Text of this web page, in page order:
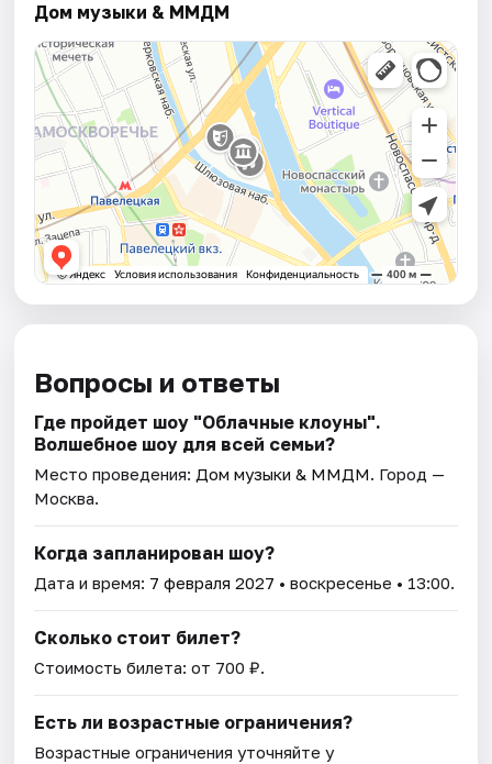
Дом музыки & ММДМ
Вопросы и ответы
Где пройдет шоу "Облачные клоуны".
Волшебное шоу для всей семьи?
Место проведения: Дом музыки & ММДМ. Город —
Москва.
Когда запланирован шоу?
Дата и время: 7 февраля 2027 • воскресенье • 13:00.
Сколько стоит билет?
Стоимость билета: от 700 ₽.
Есть ли возрастные ограничения?
Возрастные ограничения уточняйте у